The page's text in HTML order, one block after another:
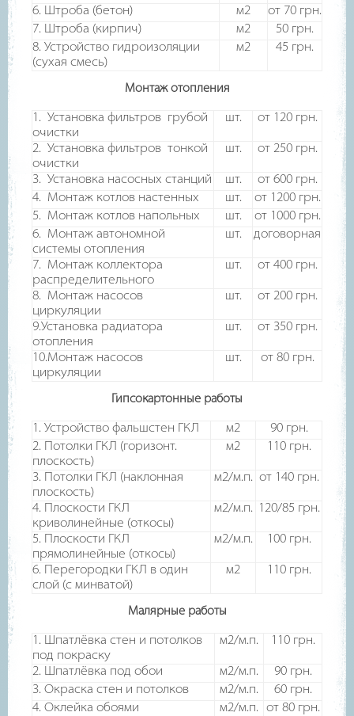
6. Штроба (бетон)
м2 от 70 грн.
7. Штроба (кирпич)
м2 50 грн.
8. Устройство гидроизоляции
(сухая смесь)
м2 45 грн.
Монтаж отопления
1. Установка фильтров грубой
очистки
шт. от 120 грн.
2. Установка фильтров тонкой
очистки
шт. от 250 грн.
3. Установка насосных станций шт. от 600 грн.
4. Монтаж котлов настенных
шт. от 1200 грн.
5. Монтаж котлов напольных
шт. от 1000 грн.
6. Монтаж автономной
системы отопления
шт. договорная
7. Монтаж коллектора
распределительного
шт. от 400 грн.
8. Монтаж насосов
циркуляции
шт. от 200 грн.
9.Установка радиатора
отопления
шт. от 350 грн.
10.Монтаж насосов
циркуляции
шт. от 80 грн.
Гипсокартонные работы
1. Устройство фальшстен ГКЛ м2 90 грн.
2. Потолки ГКЛ (горизонт.
плоскость)
м2 110 грн.
3. Потолки ГКЛ (наклонная
плоскость)
м2/м.п. от 140 грн.
4. Плоскости ГКЛ
криволинейные (откосы)
м2/м.п. 120/85 грн.
5. Плоскости ГКЛ
прямолинейные (откосы)
м2/м.п. 100 грн.
6. Перегородки ГКЛ в один
слой (с минватой)
м2 110 грн.
Малярные работы
1. Шпатлёвка стен и потолков
под покраску
м2/м.п. 110 грн.
2. Шпатлёвка под обои м2/м.п. 90 грн.
3. Окраска стен и потолков
м2/м.п. 60 грн.
4. Оклейка обоями
м2/м.п. от 80 грн.